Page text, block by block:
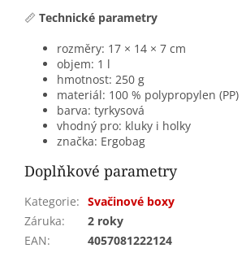
📏 Technické parametry
rozměry: 17 × 14 × 7 cm
objem: 1 l
hmotnost: 250 g
materiál: 100 % polypropylen (PP)
barva: tyrkysová
vhodný pro: kluky i holky
značka: Ergobag
Doplňkové parametry
Kategorie: Svačinové boxy
Záruka:
2 roky
EAN: 4057081222124